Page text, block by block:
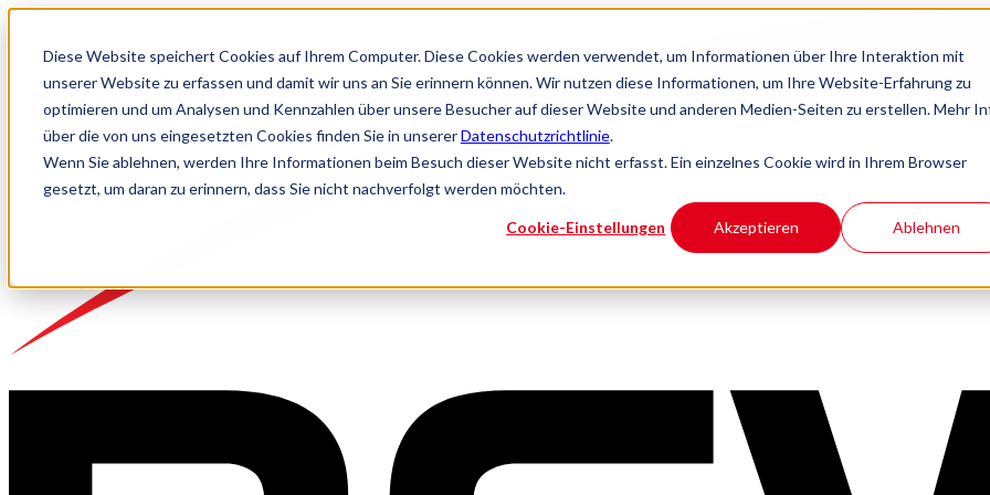
Diese Website speichert Cookies auf Ihrem Computer. Diese Cookies werden verwendet, um Informationen über Ihre Interaktion mit
unserer Website zu erfassen und damit wir uns an Sie erinnern können. Wir nutzen diese Informationen, um Ihre Website-Erfahrung zu
optimieren und um Analysen und Kennzahlen über unsere Besucher auf dieser Website und anderen Medien-Seiten zu erstellen. Mehr
über die von uns eingesetzten Cookies finden Sie in unsererDatenschutzrichtlinie.
Wenn Sie ablehnen, werden Ihre Informationen beim Besuch dieser Website nicht erfasst. Ein einzelnes Cookie wird in Ihrem Browser
gesetzt, um daran zu erinnern, dass Sie nicht nachverfolgt werden möchten.
Cookie-Einstellungen Akzeptieren Ablehnen